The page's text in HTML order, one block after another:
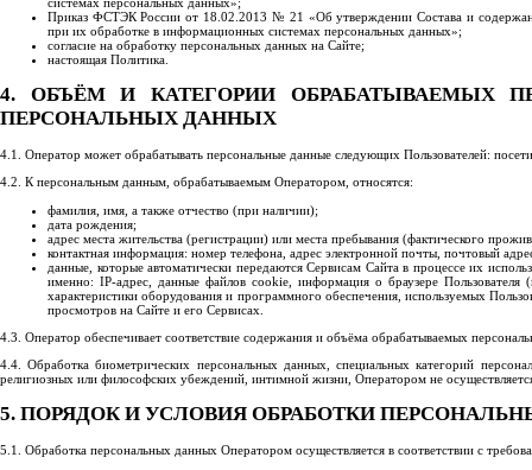
Приказ ФСТЭК России от 18.02.2013 № 21 «Об утверждении Состава и
при их обработке в информационных системах персональных данных»;
согласие на обработку персональных данных на Сайте;
настоящая Политика.
4. ОБЪЁМ И КАТЕГОРИИ ОБРАБАТЫВАЕМЫХ
ПЕРСОНАЛЬНЫХ ДАННЫХ
4.1. Оператор может обрабатывать персональные данные следующих Пользователей:
4.2. К персональным данным, обрабатываемым Оператором, относятся:
фамилия, имя, а также отчество (при наличии);
дата рождения;
адрес места жительства (регистрации) или места пребывания (фактического
контактная информация: номер телефона, адрес электронной почты, почтовый
данные, которые автоматически передаются Сервисам Сайта в процессе их
именно: IP-адрес, данные файлов cookie, информация о браузере
характеристики оборудования и программного обеспечения, используемых
просмотров на Сайте и его Сервисах.
4.3. Оператор обеспечивает соответствие содержания и объёма обрабатываемых
4.4. Обработка биометрических персональных данных, специальных категорий
религиозных или философских убеждений, интимной жизни, Оператором не
5. ПОРЯДОК И УСЛОВИЯ ОБРАБОТКИ
5.1. Обработка персональных данных Оператором осуществляется в соответствии с